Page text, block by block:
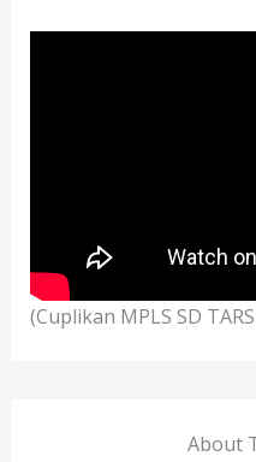
(Cuplikan MPLS SD
About